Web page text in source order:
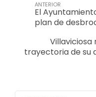
ANTERIOR
El
plan de
trayectoria de su